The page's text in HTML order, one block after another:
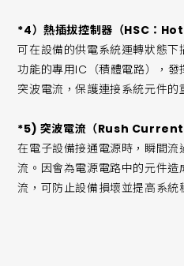
*4）熱插拔控制器（HSC：
可在設備的供電系統運轉狀態
功能的專用IC（積體電路），
突波電流，保護連接系統元件的
*5) 突波電流（Rush Current
在電子設備接通電源時，瞬間
流。因會為電源電路中的元件
流，可防止設備損壞並提高系統